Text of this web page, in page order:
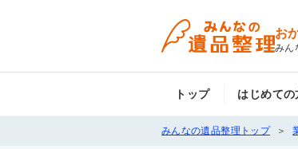
お
みん
トップ はじめての
みんなの遺品整理トップ